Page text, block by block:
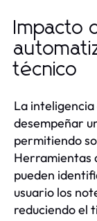
Impacto
técnico
La
desempeñar
permitiendo
Herramientas
pueden
usuario los
reduciendo el